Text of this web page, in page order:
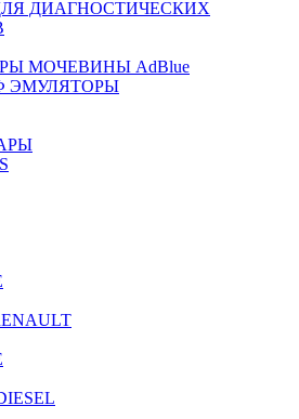
ДИАГНОСТИЧЕСКИХ
МОЧЕВИНЫ АdBlue
ЭМУЛЯТОРЫ